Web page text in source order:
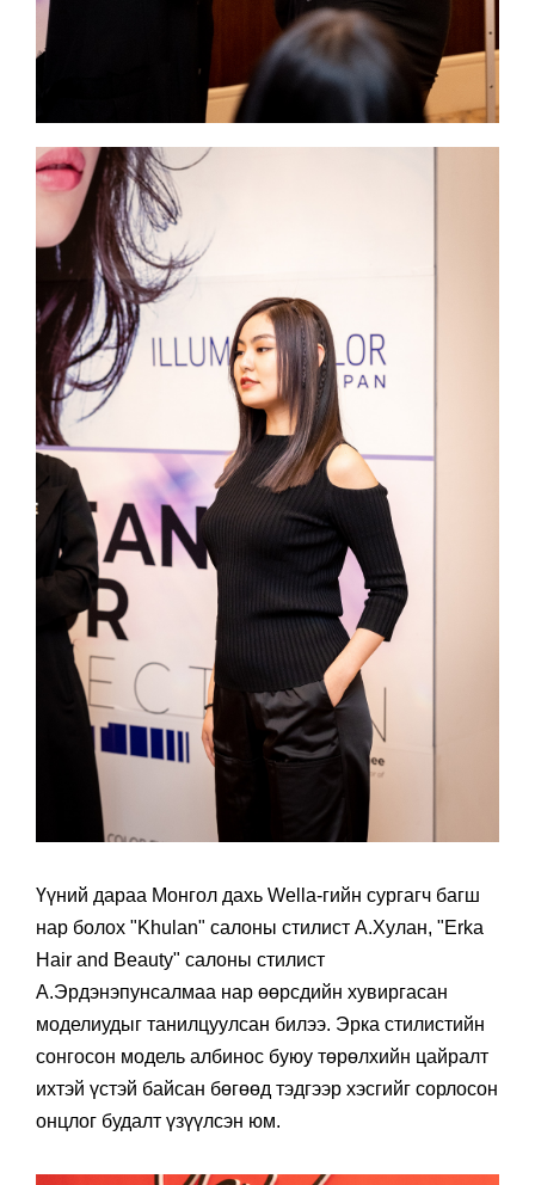
Үүний дараа Монгол дахь Wella-гийн сургагч багш
нар болох "Khulan" салоны стилист А.Хулан, "Erka
Hair and Beauty" салоны стилист
A.Эрдэнэпунсалмаа нар өөрсдийн хувиргасан
моделиудыг танилцуулсан билээ. Эрка стилистийн
сонгосон модель албинос буюу төрөлхийн цайралт
ихтэй үстэй байсан бөгөөд тэдгээр хэсгийг сорлосон
онцлог будалт үзүүлсэн юм.